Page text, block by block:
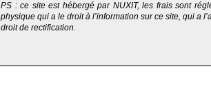
PS : ce site est hébergé par NUXIT, les frais sont
physique qui a le droit à l’information sur ce site, qui a
droit de rectification.